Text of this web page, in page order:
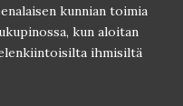
kunnian toimia
kun aloitan
ihmisiltä